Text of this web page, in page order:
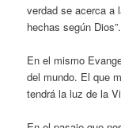
verdad se acerca a
hechas según Dios”.
En el mismo
del mundo. El que
tendrá la luz de la